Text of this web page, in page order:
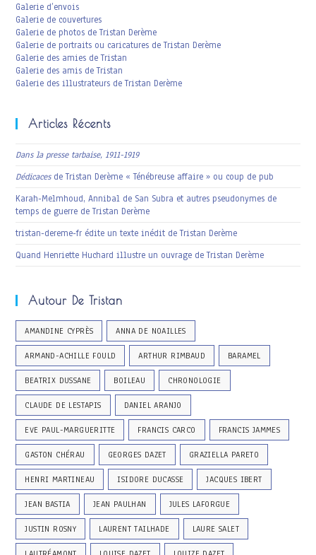
Galerie d’envois
Galerie de couvertures
Galerie de photos de Tristan Derème
Galerie de portraits ou caricatures de Tristan Derème
Galerie des amies de Tristan
Galerie des amis de Tristan
Galerie des illustrateurs de Tristan Derème
Articles Récents
Dans la presse tarbaise, 1911-1919
Dédicacesde Tristan Derème « Ténébreuse affaire » ou coup de pub
Karah-Melmhoud, Annibal de San Subra et autres pseudonymes de
temps de guerre de Tristan Derème
tristan-dereme-fr édite un texte inédit de Tristan Derème
Quand Henriette Huchard illustre un ouvrage de Tristan Derème
Autour De Tristan
AMANDINE CYPRÈS ANNA DE NOAILLES
ARMAND-ACHILLE FOULD ARTHUR RIMBAUD BARAMEL
BEATRIX DUSSANE BOILEAU CHRONOLOGIE
CLAUDE DE LESTAPIS DANIEL ARANJO
EVE PAUL-MARGUERITTE FRANCIS CARCO FRANCIS JAMMES
GASTON CHÉRAU GEORGES DAZET GRAZIELLA PARETO
HENRI MARTINEAU ISIDORE DUCASSE JACQUES IBERT
JEAN BASTIA JEAN PAULHAN JULES LAFORGUE
JUSTIN ROSNY LAURENT TAILHADE LAURE SALET